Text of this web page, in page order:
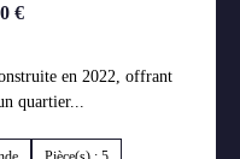
€
en 2022, offrant
quartier...